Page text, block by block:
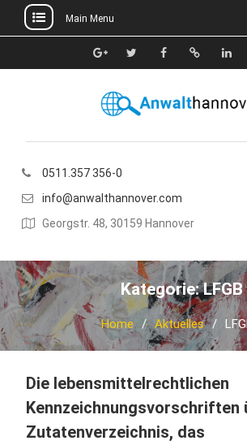
to
Main Menu
Google+TwitterFacebook
Xing
0511.357 356-0
info@anwalthannover.com
Georgstr. 48, 30159 Hannover
Kategorie:LFGB
Home Aktuelles
Die lebensmittelrechtlichen
Kennzeichnungsvorschriften
Zutatenverzeichnis, das